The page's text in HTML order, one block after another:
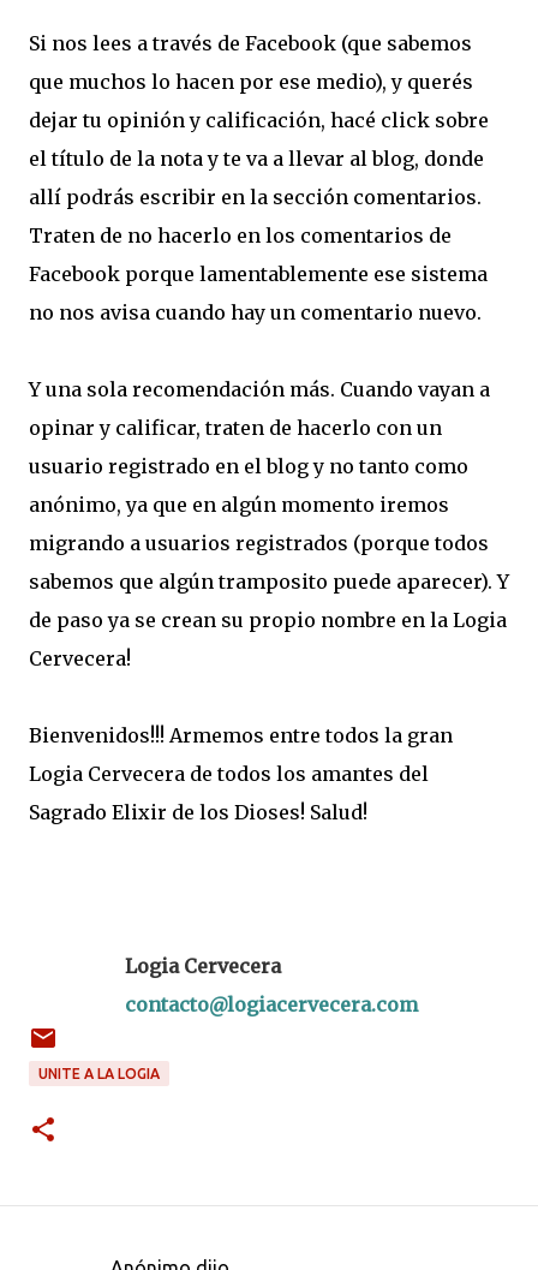
Si nos lees a través de Facebook (que sabemos
que muchos lo hacen por ese medio), y querés
dejar tu opinión y calificación, hacé click sobre
el título de la nota y te va a llevar al blog, donde
allí podrás escribir en la sección comentarios.
Traten de no hacerlo en los comentarios de
Facebook porque lamentablemente ese sistema
no nos avisa cuando hay un comentario nuevo.
Y una sola recomendación más. Cuando vayan a
opinar y calificar, traten de hacerlo con un
usuario registrado en el blog y no tanto como
anónimo, ya que en algún momento iremos
migrando a usuarios registrados (porque todos
sabemos que algún tramposito puede aparecer). Y
de paso ya se crean su propio nombre en la Logia
Cervecera!
Bienvenidos!!! Armemos entre todos la gran
Logia Cervecera de todos los amantes del
Sagrado Elixir de los Dioses! Salud!
Logia Cervecera
contacto@logiacervecera.com
UNITE A LA LOGIA